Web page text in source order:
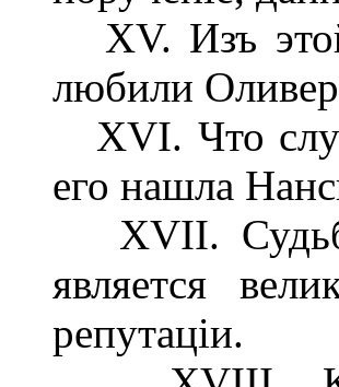
XV. Изъ этой
любили
XVI. Что
его нашла
XVII.
является
репутаціи.